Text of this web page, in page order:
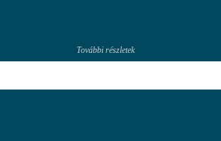
További részletek